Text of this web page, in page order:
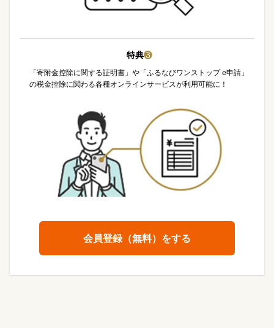
特典❸
「寄附金控除に関する証明書」や「ふるなびワンストップ e申請」
の税金控除に関わる各種オンラインサービスが利用可能に！
会員登録（無料）をする